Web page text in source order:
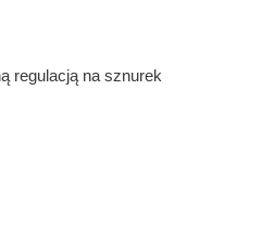
regulacją na sznurek